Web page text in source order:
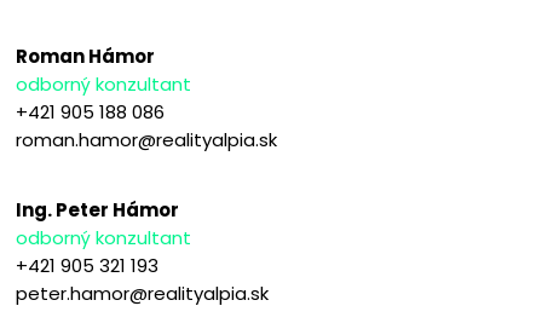
Roman Hámor
odborný konzultant
+421 905 188 086
roman.hamor@realityalpia.sk
Ing. Peter Hámor
odborný konzultant
+421 905 321 193
peter.hamor@realityalpia.sk